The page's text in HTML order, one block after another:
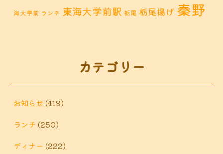
海大学前 ランチ 東海大学前駅 栃尾 栃尾揚げ 秦野
鶴巻 カフェ
ィナー鶴巻 ランチ
泉鶴巻温泉駅
カテゴリー
お知らせ (419)
ランチ (250)
ディナー (222)